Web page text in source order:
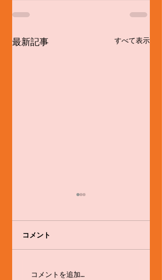
最新記事 すべて表示
舞
コメント
コメントを追加…